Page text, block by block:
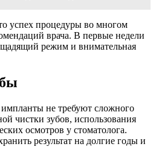
успех процедуры во многом
врача. В первые недели
щадящий режим и внимательная
не требуют сложного
чистки зубов, использования
осмотров у стоматолога.
результат на долгие годы и